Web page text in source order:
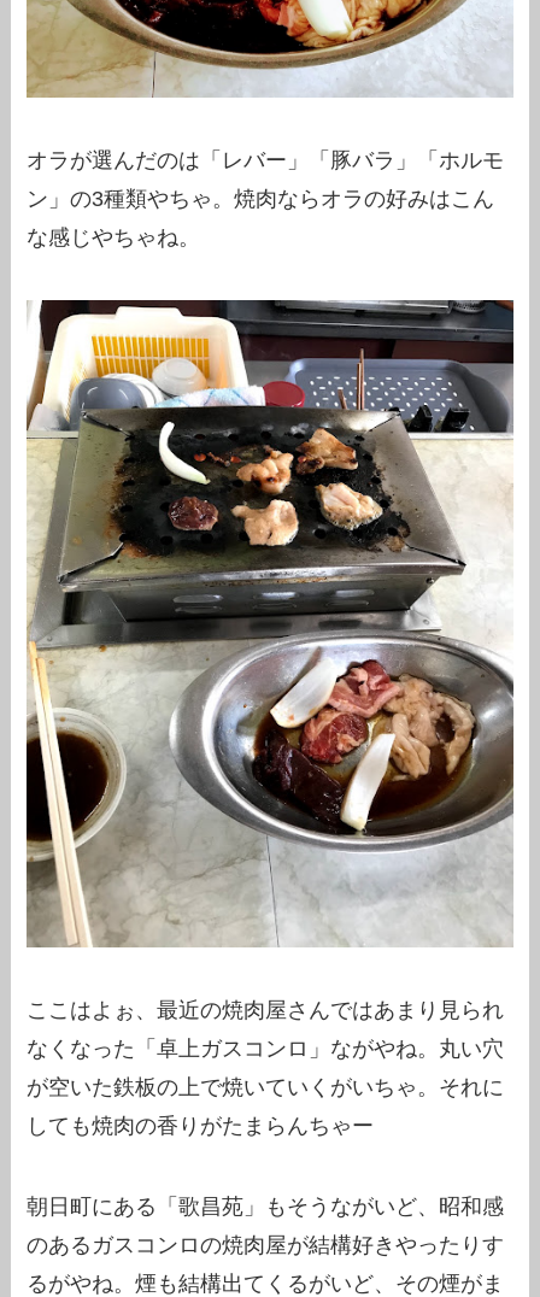
オラが選んだのは「レバー」「豚バラ」「ホルモ
ン」の3種類やちゃ。焼肉ならオラの好みはこん
な感じやちゃね。
ここはよぉ、最近の焼肉屋さんではあまり見られ
なくなった「卓上ガスコンロ」ながやね。丸い穴
が空いた鉄板の上で焼いていくがいちゃ。それに
しても焼肉の香りがたまらんちゃー
朝日町にある「歌昌苑」もそうながいど、昭和感
のあるガスコンロの焼肉屋が結構好きやったりす
るがやね。煙も結構出てくるがいど、その煙がま